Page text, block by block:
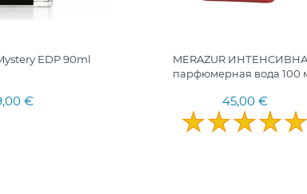
EDP 90ml
€
MERAZUR
парфюмерная вода 100
45,00 €